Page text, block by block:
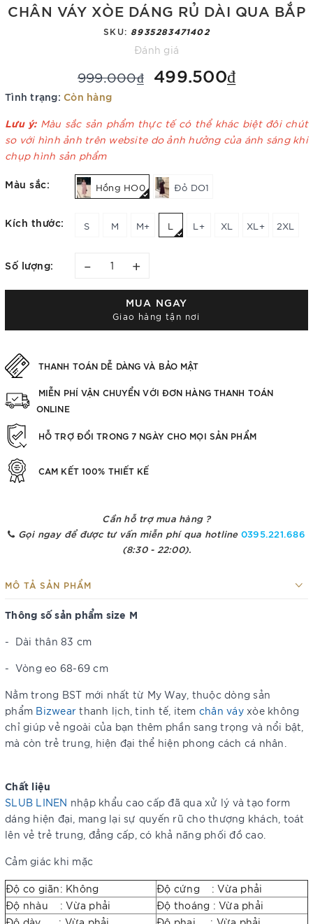
CHÂN VÁY XÒE DÁNG RỦ DÀI QUA BẮP
SKU: 8935283471402
Đánh giá
999.000₫ 499.500₫
Tình trạng: Còn hàng
Lưu ý: Màu sắc sản phẩm thực tế có thể khác biệt đôi chút
so với hình ảnh trên website do ảnh hưởng của ánh sáng khi
chụp hình sản phẩm
Màu sắc: Hồng HO0 Đỏ DO1
Kích thước: S M M+ L L+ XL XL+ 2XL
Số lượng: – +
MUA NGAY
Giao hàng tận nơi
THANH TOÁN DỄ DÀNG VÀ BẢO MẬT
MIỄN PHÍ VẬN CHUYỂN VỚI ĐƠN HÀNG THANH TOÁN
ONLINE
HỖ TRỢ ĐỔI TRONG 7 NGÀY CHO MỌI SẢN PHẨM
CAM KẾT 100% THIẾT KẾ
Cần hỗ trợ mua hàng ?
Gọi ngay để được tư vấn miễn phí qua hotline 0395.221.686
(8:30 - 22:00).
MÔ TẢ SẢN PHẨM
Thông số sản phẩm size M
- Dài thân 83 cm
- Vòng eo 68-69 cm
Nằm trong BST mới nhất từ My Way, thuộc dòng sản
phẩm Bizwear thanh lịch, tinh tế, item chân váyxòe không
chỉ giúp vẻ ngoài của bạn thêm phần sang trọng và nổi bật,
mà còn trẻ trung, hiện đại thể hiện phong cách cá nhân.
Chất liệu
SLUB LINEN nhập khẩu cao cấp đã qua xử lý và tạo form
dáng hiện đại, mang lại sự quyến rũ cho thượng khách, toát
lên vẻ trẻ trung, đẳng cấp, có khả năng phối đồ cao.
Cảm giác khi mặc
Độ co giãn: Không
Độ cứng : Vừa phải
Độ nhàu : Vừa phải
Độ thoáng : Vừa phải